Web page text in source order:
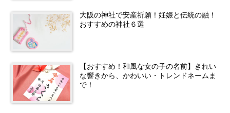
大阪の神社で安産祈願！妊娠と伝統の融！
おすすめの神社６選
【おすすめ！和風な女の子の名前】きれい
な響きから、かわいい・トレンドネームま
で！